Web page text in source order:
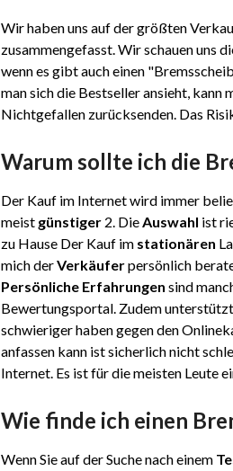
Wir haben uns auf der größten
zusammengefasst. Wir schauen uns
wenn es gibt auch einen
man sich die Bestseller ansieht, kann
Nichtgefallen zurücksenden. Das
Warum sollte ich die
Der Kauf im Internet wird immer
meist günstiger 2. DieAuswahl ist
zu Hause Der Kauf im stationären
mich derVerkäuferpersönlich
Persönliche Erfahrungen sind
Bewertungsportal. Zudem
schwieriger haben gegen den
anfassen kann ist sicherlich nicht
Internet. Es ist für die meisten Leute
Wie finde ich einen
Wenn Sie auf der Suche nach einem